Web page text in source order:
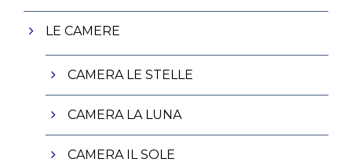
LE CAMERE
CAMERA LE STELLE
CAMERA LA LUNA
CAMERA IL SOLE